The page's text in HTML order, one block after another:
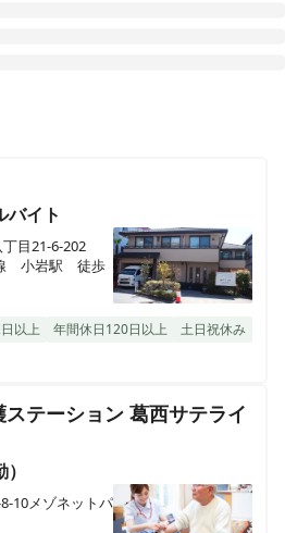
住吉チーム
ン江戸川
ルカディア親水公園ビル 地下1階
ン浦和 南与野サテライト
丁目６２１−６ホワイトメゾン南与野
井ビル1階
ン本八幡サテライト
ビル2F
勤のみ★オンコールなし｜直行
募集！！
所長募集】年収680万円以上目
合在宅医療企業WyL株式会社の
す♪
室長候補】在宅レスパイト看護
◎｜小児看護・医療的ケア児の
バイト
目21-6-202
以上 年間休日120日以上
土日祝休み
テーション 葛西サテライ
10メゾネットパ